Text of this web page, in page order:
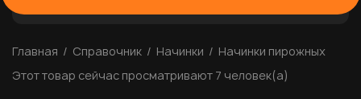
Главная Справочник Начинки
Начинки пирожных
Этот товар сейчас просматривают 7 человек(а)